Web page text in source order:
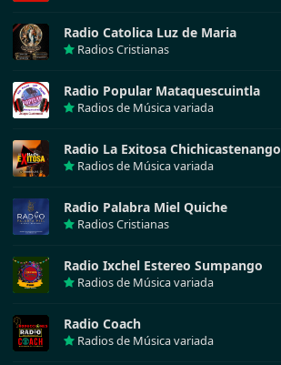
Radio Catolica Luz de Maria
Radios Cristianas
Radio Popular Mataquescuintla
Radios de Música variada
Radio La Exitosa Chichicastenango
Radios de Música variada
Radio Palabra Miel Quiche
Radios Cristianas
Radio Ixchel Estereo Sumpango
Radios de Música variada
Radio Coach
Radios de Música variada